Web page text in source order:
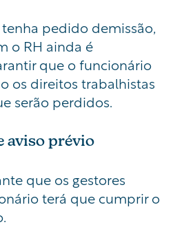
pedido demissão,
o RH ainda é
que o funcionário
os direitos trabalhistas
serão perdidos.
aviso prévio
que os gestores
terá que cumprir o